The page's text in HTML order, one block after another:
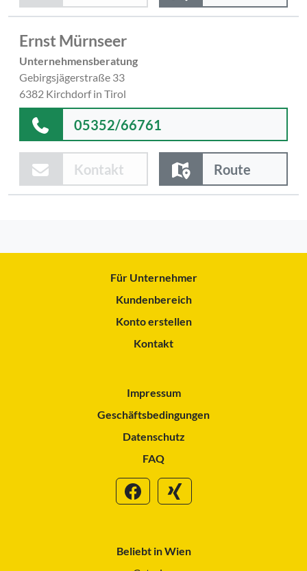
Ernst Mürnseer
Unternehmensberatung
Gebirgsjägerstraße 33
6382 Kirchdorf in Tirol
05352/66761
Kontakt Route
Für Unternehmer
Kundenbereich
Konto erstellen
Kontakt
Impressum
Geschäftsbedingungen
Datenschutz
FAQ
Beliebt in Wien